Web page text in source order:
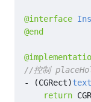
@interface
@end
-
(CGRect)
return